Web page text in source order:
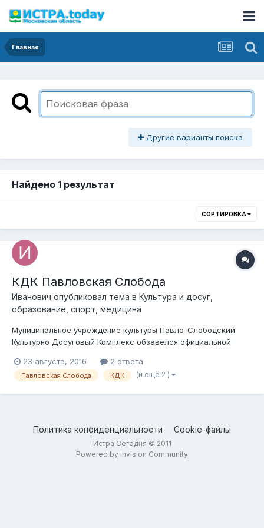
Главная
Другие варианты поиска
Найдено 1 результат
СОРТИРОВКА
КДК Павловская Слобода
Иванович опубликовал тема в Культура и досуг,
образование, спорт, медицина
Муниципальное учреждение культуры Павло-Слободский
Культурно Досуговый Комплекс обзавёлся официальной
https://vk.com/p.s_kdk
23 августа, 2016 2 ответа
Павловская Слобода КДК (и ещё 2 )
Политика конфиденциальности Cookie-файлы
Истра.Сегодня © 2011
Powered by Invision Community